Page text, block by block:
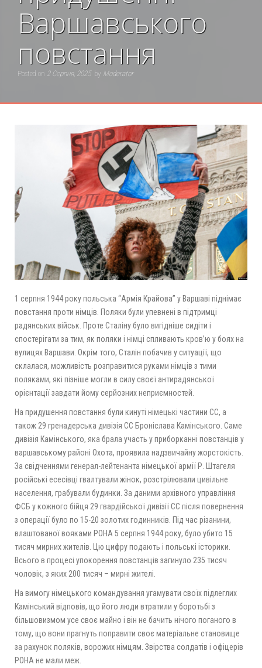
Варшавського
повстання
Posted on 2 Серпня, 2025 by Moderator
1 серпня 1944 року польська “Армія Крайова” у Варшаві піднімає
повстання проти німців. Поляки були упевнені в підтримці
радянських військ. Проте Сталіну було вигідніше сидіти і
спостерігати за тим, як поляки і німці спливають кров’ю у боях на
вулицях Варшави. Окрім того, Сталін побачив у ситуації, що
склалася, можливість розправитися руками німців з тими
поляками, які пізніше могли в силу своєї антирадянської
орієнтації завдати йому серйозних неприємностей.
На придушення повстання були кинуті німецькі частини СС, а
також 29 гренадерська дивізія СС Броніслава Камінського. Саме
дивізія Камінського, яка брала участь у приборканні повстанців у
варшавському районі Охота, проявила надзвичайну жорстокість.
За свідченнями генерал-лейтенанта німецької армії Р. Штагеля
російські есесівці гвалтували жінок, розстрілювали цивільне
населення, грабували будинки. За даними архівного управління
ФСБ у кожного бійця 29 гвардійської дивізії СС після повернення
з операції було по 15-20 золотих годинників. Під час різанини,
влаштованої вояками РОНА 5 серпня 1944 року, було убито 15
тисяч мирних жителів. Цю цифру подають і польські історики.
Всього в процесі упокорення повстанців загинуло 235 тисяч
чоловік, з яких 200 тисяч – мирні жителі.
На вимогу німецького командування угамувати своїх підлеглих
Камінський відповів, що його люди втратили у боротьбі з
більшовизмом усе своє майно і він не бачить нічого поганого в
тому, що вони прагнуть поправити своє матеріальне становище
за рахунок поляків, ворожих німцям. Звірства солдатів і офіцерів
РОНА не мали меж.